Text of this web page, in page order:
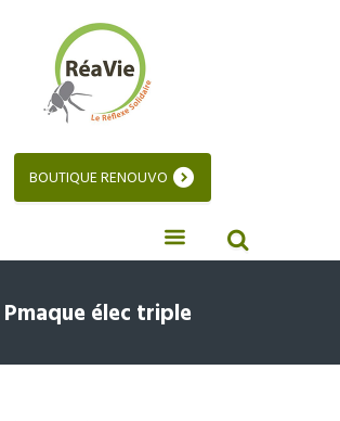
BOUTIQUE RENOUVO
Pmaque élec triple